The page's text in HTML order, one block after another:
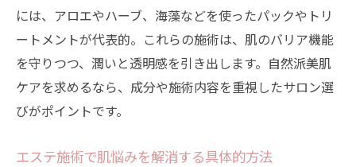
には、アロエやハーブ、海藻などを使ったパックやトリ
ートメントが代表的。これらの施術は、肌のバリア機能
を守りつつ、潤いと透明感を引き出します。自然派美肌
ケアを求めるなら、成分や施術内容を重視したサロン選
びがポイントです。
エステ施術で肌悩みを解消する具体的方法